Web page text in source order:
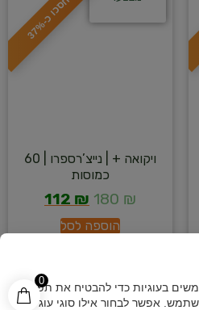
0
ח
ס
כ
ו
כ
-
3
7
%
ויקואה + | נייצ’רספרו | 60
כמוסות
180 ₪
112 ₪
הוספה לסל
בעוגיות כדי להבטיח את תפקוד
אפשר לבחור אילו סוגי עוגיות